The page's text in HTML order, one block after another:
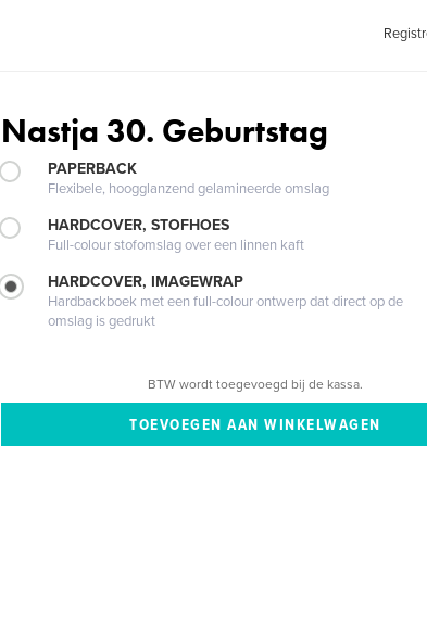
Nastja 30. Geburtstag
PAPERBACK
Flexibele, hoogglanzend gelamineerde omslag
HARDCOVER, STOFHOES
Full-colour stofomslag over een linnen kaft
HARDCOVER, IMAGEWRAP
Hardbackboek met een full-colour ontwerp dat direct op de
omslag is gedrukt
BTW wordt toegevoegd bij de kassa.